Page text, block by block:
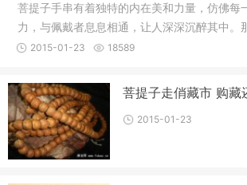
菩提子手串有着独特的内在美和力量，仿佛每
力，与佩戴者息息相通，让人深深沉醉其中。
吗？市场
2015-01-23 18589
菩提子走俏藏市 购藏
2015-01-23